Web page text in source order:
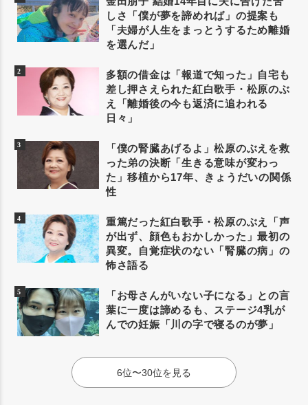
しさ「僕が夢を諦めれば」の提案も
「夫婦が人生をまっとうするため離婚
を選んだ」
多額の借金は「報道で知った」自宅も
差し押さえられた紅白歌手・松原のぶ
え「離婚後の今も返済に追われる
日々」
「僕の腎臓あげるよ」松原のぶえを救
った弟の決断「生きる意味が変わっ
た」移植から17年、きょうだいの関係
性
重篤だった紅白歌手・松原のぶえ「声
が出ず、顔色もおかしかった」最初の
異変。自覚症状のない「腎臓の病」の
怖さ語る
「お母さんがいない子になる」との言
葉に一度は諦めるも、ステージ4乳が
んでの妊娠「川の字で寝るのが夢」
6位〜30位を見る